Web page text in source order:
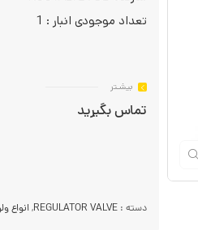
تعداد موجودی انبار : 1
بیشـتر
تماس بگیرید
دسته : REGULATOR VALVE
,انواع